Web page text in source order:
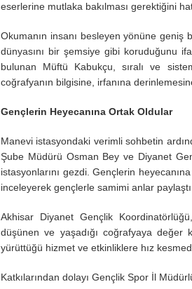
eserlerine mutlaka bakılması gerektiğini
Okumanın insanı besleyen yönüne
dünyasını bir şemsiye gibi koruduğunu
bulunan Müftü Kabukçu, sıralı ve
coğrafyanın bilgisine, irfanına
Gençlerin Heyecanına Ortak Oldular
Manevi istasyondaki verimli sohbetin
Şube Müdürü Osman Bey ve Diyanet
istasyonlarını gezdi. Gençlerin
inceleyerek gençlerle samimi anlar paylaştı.
Akhisar Diyanet Gençlik
düşünen ve yaşadığı coğrafyaya değer
yürüttüğü hizmet ve etkinliklere hız
Katkılarından dolayı Gençlik Spor İl